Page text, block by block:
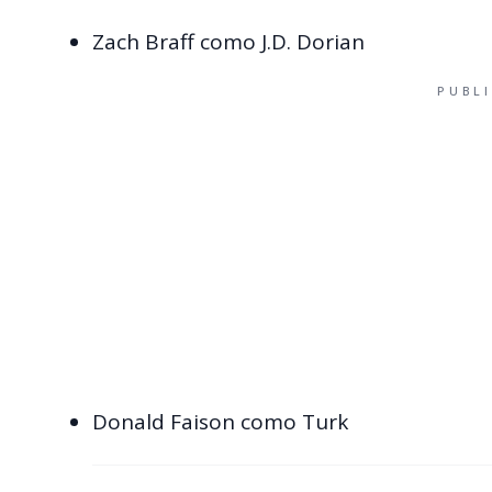
Zach Braff como J.D. Dorian
Donald Faison como Turk